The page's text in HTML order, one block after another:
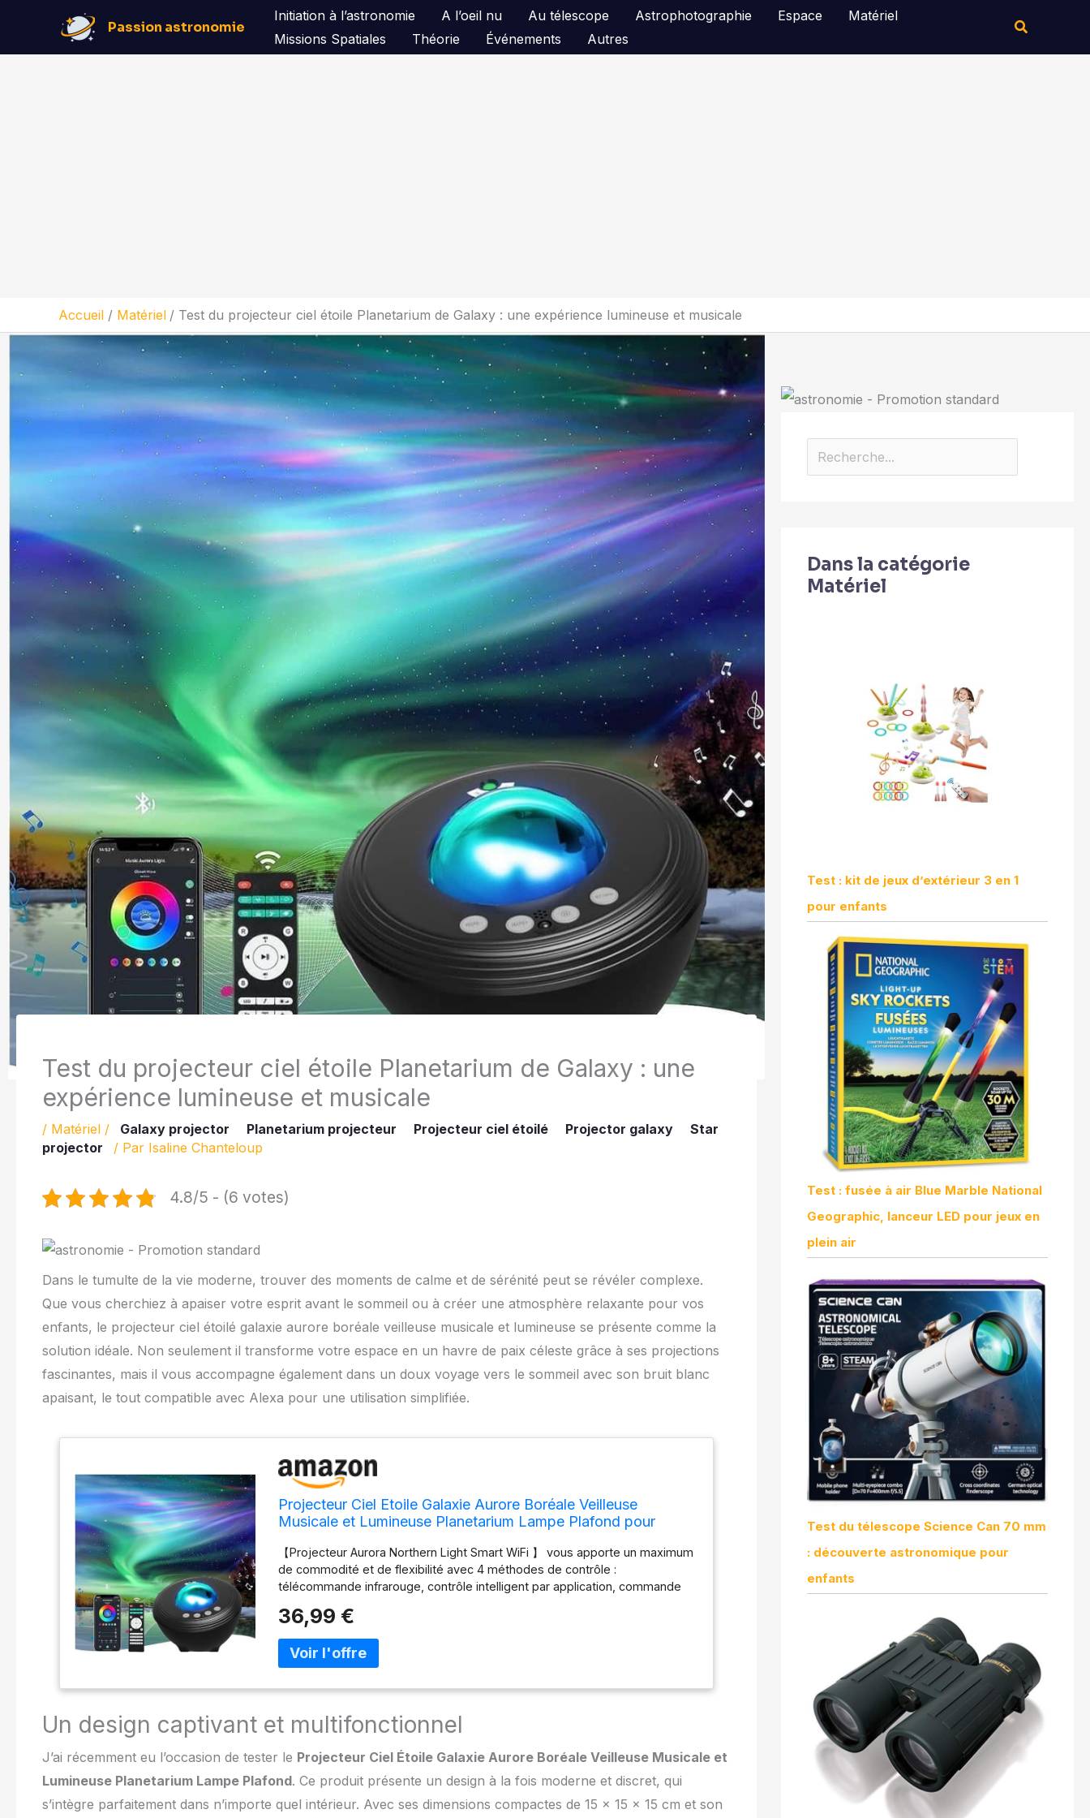
contenu
Passion astronomie
Initiation à l’astronomie A l’oeil nu Au télescope Astrophotographie Espace
Matériel
Missions Spatiales
Théorie Événements Autres
Rechercher
Accueil Matériel Test du projecteur ciel étoile Planetarium de Galaxy : une expérience lumineuse et musicale
Test du projecteur ciel étoile Planetarium de Galaxy : une
expérience lumineuse et musicale
/ Matériel / Galaxy projector Planetarium projecteur Projecteur ciel étoilé Projector galaxy
Star
projector
/ Par Isaline Chanteloup
4.8/5 - (6 votes)
Dans le tumulte de la vie moderne, trouver des moments de calme et de sérénité peut se révéler complexe.
Que vous cherchiez à apaiser votre esprit avant le sommeil ou à créer une atmosphère relaxante pour vos
enfants, le projecteur ciel étoilé galaxie aurore boréale veilleuse musicale et lumineuse se présente comme la
solution idéale. Non seulement il transforme votre espace en un havre de paix céleste grâce à ses projections
fascinantes, mais il vous accompagne également dans un doux voyage vers le sommeil avec son bruit blanc
apaisant, le tout compatible avec Alexa pour une utilisation simplifiée.
Projecteur Ciel Etoile Galaxie Aurore Boréale Veilleuse
Musicale et Lumineuse Planetarium Lampe Plafond pour
Alexa – Noir
【Projecteur Aurora Northern Light Smart WiFi 】 vous apporte un maximum
de commodité et de flexibilité avec 4 méthodes de contrôle :
télécommande infrarouge, contrôle intelligent par application, commande
projecteur d'étoiles à distance. Le contrôle intelligent de l'application fournit
un niveau plus avancé de personnalisation, de sélection de scène, de
lumière de bricolage, etc. Avec la commande vocale Alexa, dites
simplement « Alexa, allume le projecteur de lumière aurore » et l'appareil
prendra vie. Prend également en charge le contrôle du bouton du.
machine sonore à bruit blanc + projecteur d'aurore + veilleuse + lumière
des programmes audio, offre un son et des lumières de haute qualité pour
une expérience audio et visuelle immersive. Machine sonore intégrée avec
8 sons apaisants, tels que les vagues de l'océan, le tonnerre et le bruit
blanc, crée un environnement paisible intérieur. Fournit une lumière douce et
36,99 €
Un design captivant et multifonctionnel
J’ai récemment eu l’occasion de tester le Projecteur Ciel Étoile Galaxie Aurore Boréale Veilleuse Musicale et
Lumineuse Planetarium Lampe Plafond. Ce produit présente un design à la fois moderne et discret, qui
s’intègre parfaitement dans n’importe quel intérieur. Avec ses dimensions compactes de 15 x 15 x 15 cm et son
Rechercher
Dans la catégorie
Matériel
Test : kit de jeux d’extérieur 3 en 1
pour enfants
Test : fusée à air Blue Marble National
Geographic, lanceur LED pour jeux en
plein air
Test du télescope Science Can 70 mm
: découverte astronomique pour
enfants